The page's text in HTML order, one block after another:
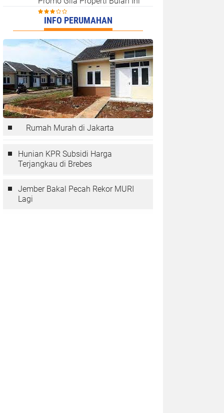
INFO PERUMAHAN
Rumah Murah di Jakarta
Hunian KPR Subsidi Harga
Terjangkau di Brebes
Jember Bakal Pecah Rekor MURI
Lagi